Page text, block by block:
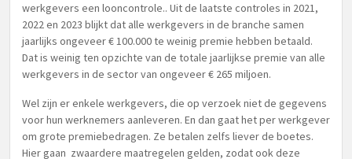
werkgevers een looncontrole.. Uit de laatste controles in 2021,
2022 en 2023 blijkt dat alle werkgevers in de branche samen
jaarlijks ongeveer € 100.000 te weinig premie hebben betaald.
Dat is weinig ten opzichte van de totale jaarlijkse premie van alle
werkgevers in de sector van ongeveer € 265 miljoen.
Wel zijn er enkele werkgevers, die op verzoek niet de gegevens
voor hun werknemers aanleveren. En dan gaat het per werkgever
om grote premiebedragen. Ze betalen zelfs liever de boetes.
Hier gaan zwaardere maatregelen gelden, zodat ook deze